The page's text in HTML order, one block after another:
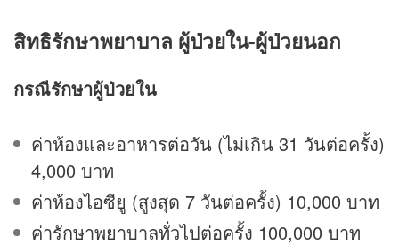
สิทธิรักษาพยาบาล ผู้ป่วยใน-ผู้ป่วยนอก
กรณีรักษาผู้ป่วยใน
ค่าห้องและอาหารต่อวัน (ไม่เกิน 31 วันต่อครั้ง)
4,000 บาท
ค่าห้องไอซียู (สูงสุด 7 วันต่อครั้ง) 10,000 บาท
ค่ารักษาพยาบาลทั่วไปต่อครั้ง 100,000 บาท